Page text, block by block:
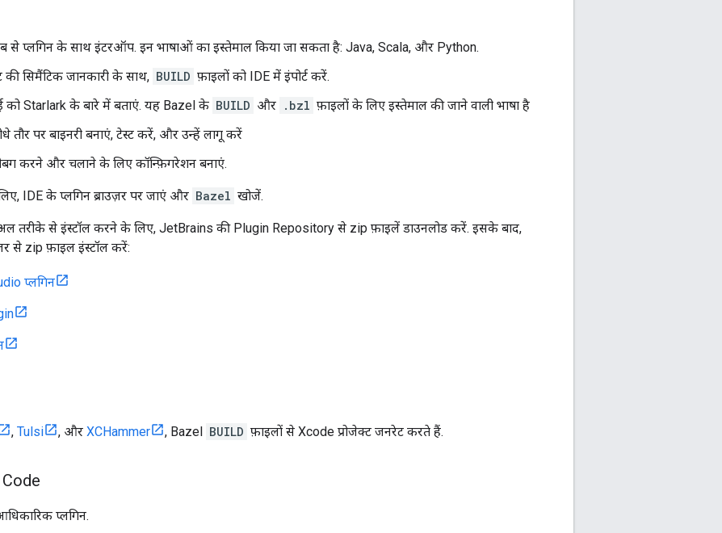
से प्लगिन के साथ इंटरऑप. इन भाषाओं का इस्तेमाल किया जा सकता है: Java, Scala, और Python.
की सिमैंटिक जानकारी के साथ, BUILD फ़ाइलों को IDE में इंपोर्ट करें.
Starlark के बारे में बताएं. यह Bazel के BUILD और .bzl फ़ाइलों के लिए इस्तेमाल की जाने वाली भाषा है
तौर पर बाइनरी बनाएं, टेस्ट करें, और उन्हें लागू करें
करने और चलाने के लिए कॉन्फ़िगरेशन बनाएं.
IDE के प्लगिन ब्राउज़र पर जाएं और Bazel खोजें.
तरीके से इंस्टॉल करने के लिए, JetBrains की Plugin Repository से zip फ़ाइलें डाउनलोड करें. इसके बाद,
से zip फ़ाइल इंस्टॉल करें:
प्लगिन
, Tulsi , और XCHammer , Bazel BUILD फ़ाइलों से Xcode प्रोजेक्ट जनरेट करते हैं.
प्लगिन.